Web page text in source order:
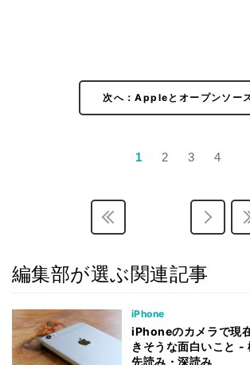
次へ：Appleとオープンソー
1 2 3 4
編集部が選ぶ関連記事
iPhone
iPhoneのカメラで現
きそうな面白いこと
先読み・深読み